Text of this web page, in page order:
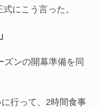
にこう言った。
ンの開幕準備を同
行って、2時間食事